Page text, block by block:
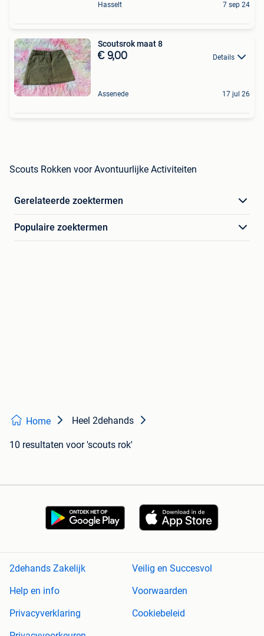
Hasselt 7 sep 24
Scoutsrok maat 8
€ 9,00 Details
Assenede 17 jul 26
Scouts Rokken voor Avontuurlijke Activiteiten
Gerelateerde zoektermen
Populaire zoektermen
Home Heel 2dehands
10 resultaten voor 'scouts rok'
2dehands Zakelijk
Veilig en Succesvol
Help en info
Voorwaarden
Privacyverklaring
Cookiebeleid